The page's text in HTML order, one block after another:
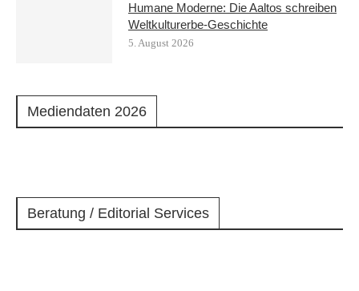
Humane Moderne: Die Aaltos schreiben
Weltkulturerbe-Geschichte
5. August 2026
Mediendaten 2026
Beratung / Editorial Services